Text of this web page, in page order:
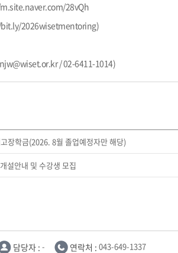
28vQh
2026wisetmentoring)
/ 02-6411-1014)
장학금(2026. 8월 졸업예정자만 해당)
설안내 및 수강생 모집
담당자 : - 연락처 : 043-649-1337